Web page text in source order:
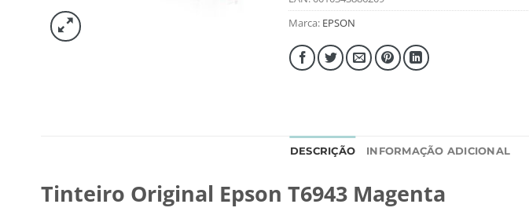
Marca: EPSON
DESCRIÇÃO INFORMAÇÃO ADICIONAL
Tinteiro Original Epson T6943 Magenta